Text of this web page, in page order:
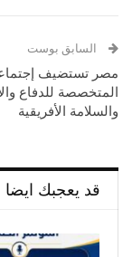
السابق بوست
مصر تستضيف
المتخصصة للدفاع
والسلامة الأفريقية
قد يعجبك ايضا